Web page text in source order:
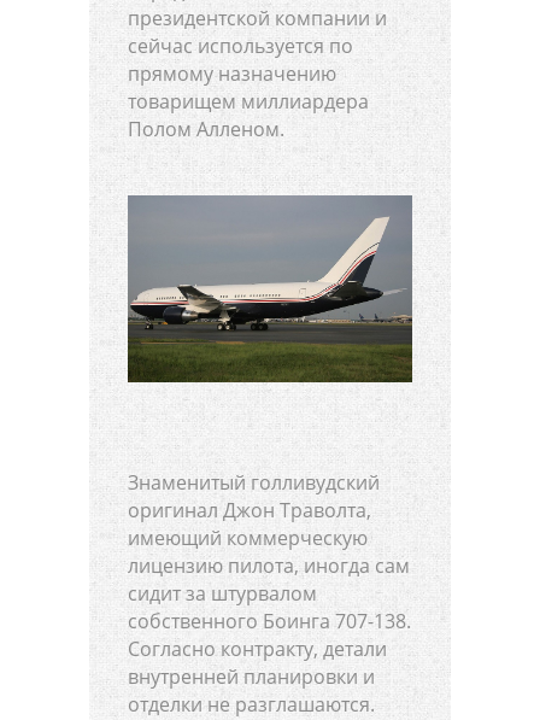
президентской компании и
сейчас используется по
прямому назначению
товарищем миллиардера
Полом Алленом.
Знаменитый голливудский
оригинал Джон Траволта,
имеющий коммерческую
лицензию пилота, иногда сам
сидит за штурвалом
собственного Боинга 707-138.
Согласно контракту, детали
внутренней планировки и
отделки не разглашаются.